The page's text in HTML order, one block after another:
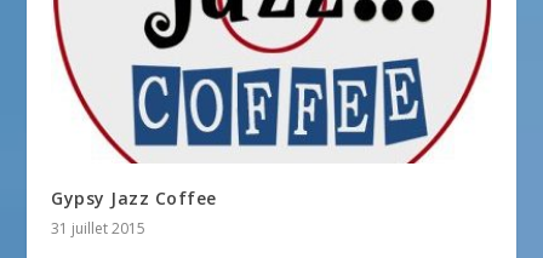
Gypsy Jazz Coffee
31 juillet 2015